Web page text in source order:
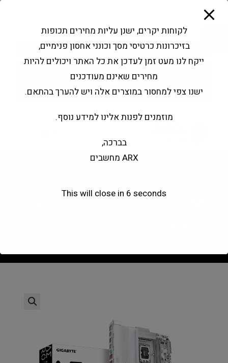
פתח סרגל נגישות
Products
search
החשבון שלי בקשה להצעה
WIFI7 DDR5 s1851 HDMI
לקוחות יקרים, ישנן עליות מחירים תכופות
בזיכרונות כרטיסי מסך וכונני אחסון פנימיים,
ייקח לנו מעט זמן לעדכן את כל האתר ויכולים להיות
מחירים שאינם מעודכנים
ישנו צפי למחסור במוצרים אלה ויש להערך בהתאם.
מוזמנים לפנות אלינו למידע נוסף.
בברכה,
ARX מחשבים
This will close in 5 seconds